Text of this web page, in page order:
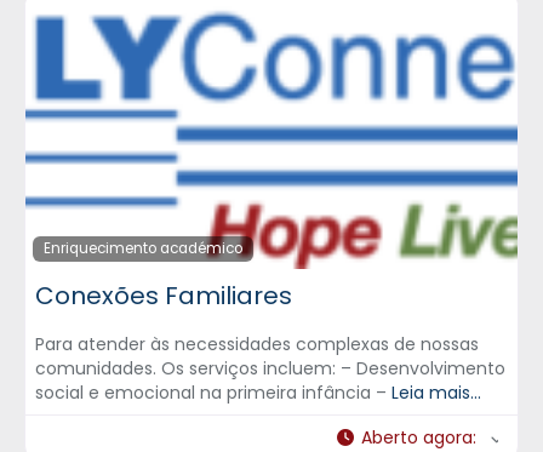
Enriquecimento académico
Conexões Familiares
Para atender às necessidades complexas de nossas
comunidades. Os serviços incluem: – Desenvolvimento
social e emocional na primeira infância – Leia mais...
Aberto agora: